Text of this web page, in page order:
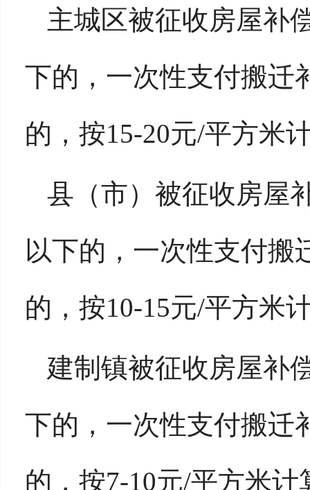
主城区被征收房屋补
下的，一次性支付搬迁
的，按15-20元/平方米
县（市）被征收房屋
以下的，一次性支付搬
的，按10-15元/平方米
建制镇被征收房屋补
下的，一次性支付搬迁
的，按7-10元/平方米计